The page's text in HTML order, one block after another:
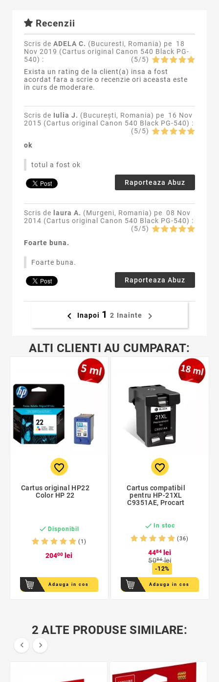
Recenzii
Scris de ADELA C. (Bucuresti, Romania) pe 18
Nov 2019 (Cartus original Canon 540 Black PG-
540) : (5/5)
Exista un rating de la client(a) insa a fost
acordat fara a scrie o recenzie ori aceasta este
in curs de moderare.
Scris de Iulia J. (București, Romania) pe 16 Nov
2015 (Cartus original Canon 540 Black PG-540) :
(5/5)
ok
totul a fost ok
Raporteaza Abuz
Scris de laura A. (Murgeni, Romania) pe 08 Nov
2014 (Cartus original Canon 540 Black PG-540) :
(5/5)
Foarte buna.
Foarte buna.
Raporteaza Abuz
 Inapoi 1 2 Inainte 
ALTI CLIENTI AU CUMPARAT:
favorite_border
Cartus original HP22
Color HP 22
 Disponibil
(1)
20400 lei
Adauga in cos
favorite_border
Cartus compatibil
pentru HP-21XL
C9351AE, Procart
 In stoc
(36)
4484 lei
5084lei
-12%
Adauga in cos
2 ALTE PRODUSE SIMILARE:
 